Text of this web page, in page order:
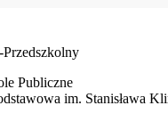
Przedszkolny
Publiczne
im. Stanisława